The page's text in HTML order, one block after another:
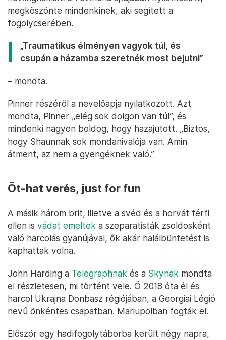
megköszönte mindenkinek, aki segített a
fogolycserében.
„Traumatikus élményen vagyok túl, és
csupán a házamba szeretnék most bejutni”
– mondta.
Pinner részéről a nevelőapja nyilatkozott. Azt
mondta, Pinner „elég sok dolgon van túl”, és
mindenki nagyon boldog, hogy hazajutott. „Biztos,
hogy Shaunnak sok mondanivalója van. Amin
átment, az nem a gyengéknek való.”
Öt-hat verés, just for fun
A másik három brit, illetve a svéd és a horvát férfi
ellen is vádat emeltek a szeparatisták zsoldosként
való harcolás gyanújával, ők akár halálbüntetést is
kaphattak volna.
John Harding a Telegraphnak és a Skynak mondta
el részletesen, mi történt vele. Ő 2018 óta él és
harcol Ukrajna Donbasz régiójában, a Georgiai Légió
nevű önkéntes csapatban. Mariupolban fogták el.
Először egy hadifogolytáborba került négy napra,